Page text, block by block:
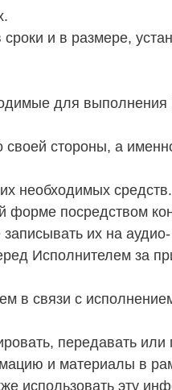
и в размере,
для выполнения
своей стороны, а
необходимых средств.
посредством
их на
Исполнителем за
в связи с
передавать или
и материалы в
использовать эту